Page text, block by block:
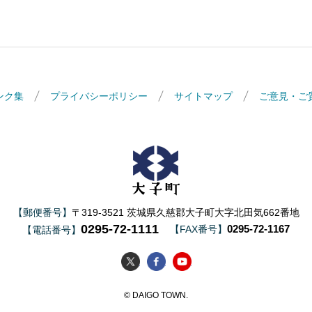
ク集 プライバシーポリシー サイトマップ ご意見・ご
【郵便番号】 〒319-3521 茨城県久慈郡大子町大字北田気662番地
【電話番号】 0295-72-1111 【FAX番号】 0295-72-1167
大子町Twitter
大子町Facebook
大子町YouTube
© DAIGO TOWN.